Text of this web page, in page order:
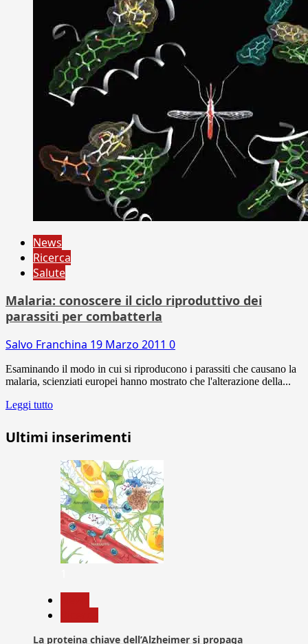
News
Ricerca
Salute
Malaria: conoscere il ciclo riproduttivo dei
parassiti per combatterla
Salvo Franchina 19 Marzo 2011 0
Esaminando il modo in cui si riproducono i parassiti che causano la
malaria, scienziati europei hanno mostrato che l'alterazione della...
Leggi tutto
Ultimi inserimenti
La proteina chiave dell’Alzheimer si propaga